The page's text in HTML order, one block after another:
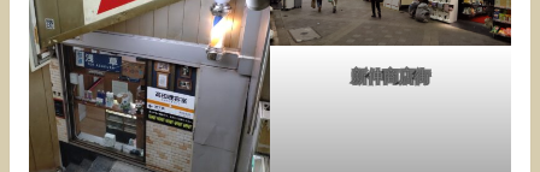
新仲商店街